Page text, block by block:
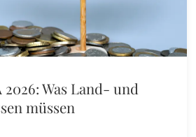
Was Land- und
müssen